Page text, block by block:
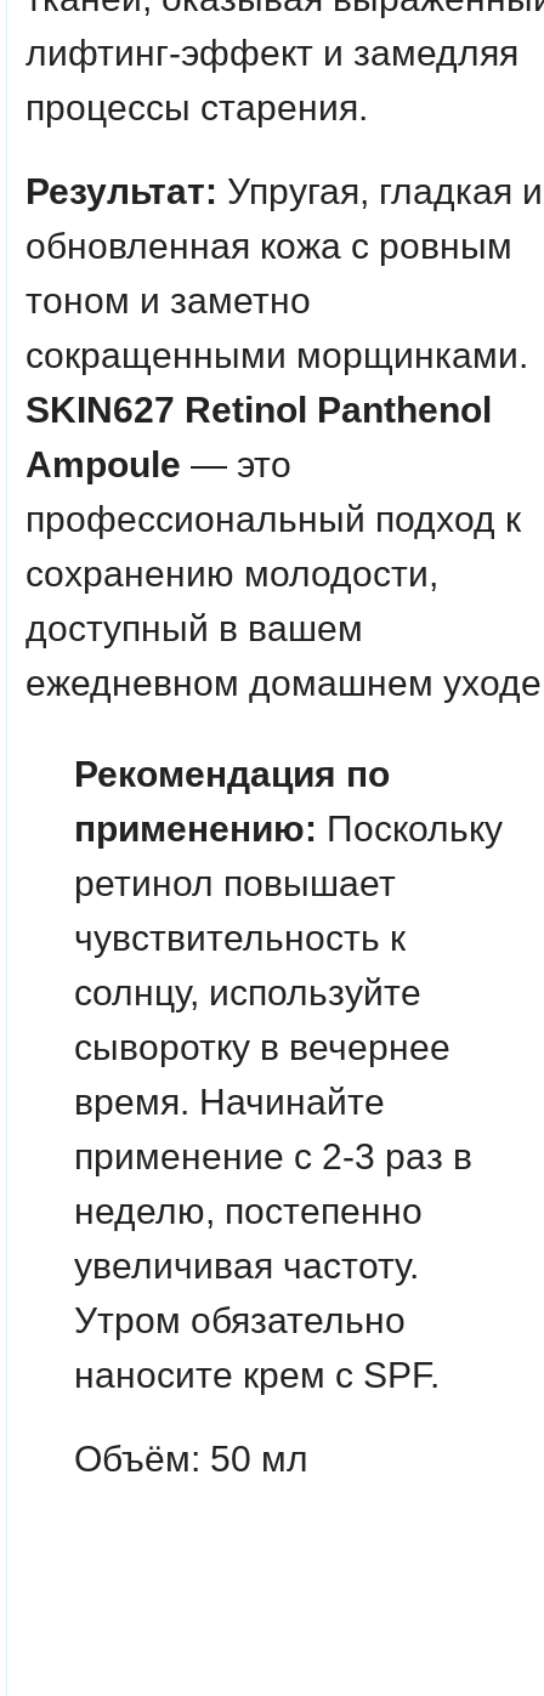
лифтинг-эффект и замедляя
процессы старения.
Результат: Упругая, гладкая и
обновленная кожа с ровным
тоном и заметно
сокращенными морщинками.
SKIN627 Retinol Panthenol
Ampoule — это
профессиональный подход к
сохранению молодости,
доступный в вашем
ежедневном домашнем
Рекомендация по
применению: Поскольку
ретинол повышает
чувствительность к
солнцу, используйте
сыворотку в вечернее
время. Начинайте
применение с 2-3 раз в
неделю, постепенно
увеличивая частоту.
Утром обязательно
наносите крем с SPF.
Объём: 50 мл